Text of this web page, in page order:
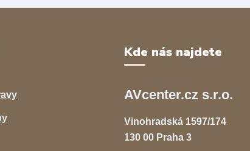
Kde nás najdete
AVcenter.cz s.r.o.
Vinohradská 1597/174
130 00 Praha 3